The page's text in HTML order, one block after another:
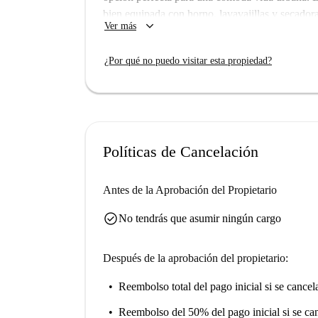
bien equipada con horno, lavavajillas y
incluidos, lo que lo hace muy práctico para los
atracciones como Kensington High Street, el
Ver más keyboard_arrow_down
¿Por qué no puedo visitar esta propiedad?
Políticas de Cancelación
Antes de la Aprobación del Propietario
check_circleNo tendrás que asumir ningún cargo
Después de la aprobación del propietario:
Reembolso total del pago inicial si se
Reembolso del 50% del pago inicial si se